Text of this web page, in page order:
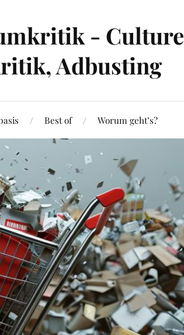
- Culture
Adbusting
Best of Worum geht’s?